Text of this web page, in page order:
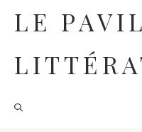
contenu
LE